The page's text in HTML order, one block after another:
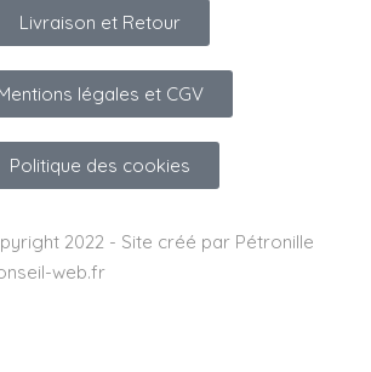
Livraison et Retour
légales et CGV
Politique des cookies
2022 - Site créé par Pétronille
web.fr